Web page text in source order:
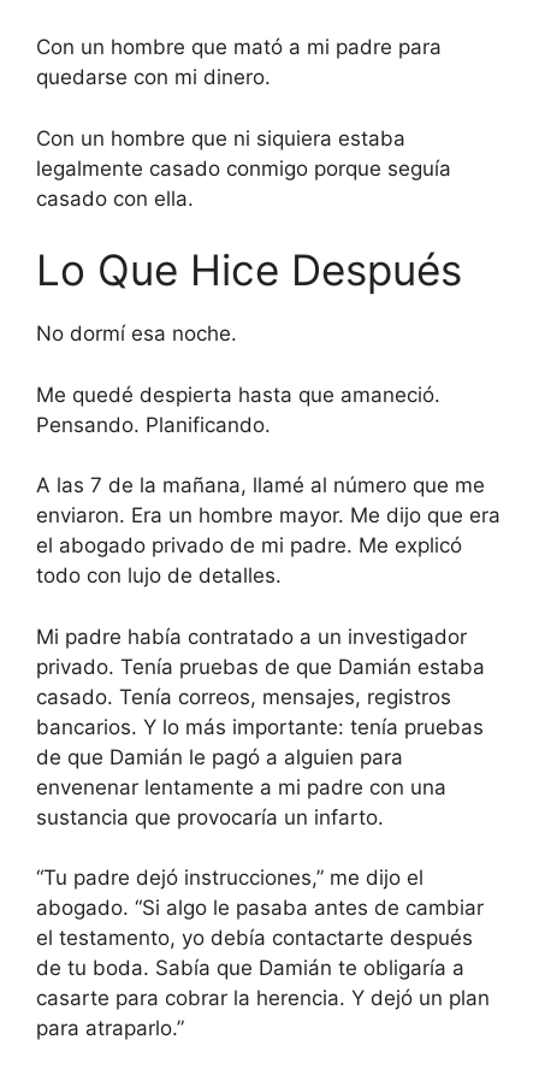
Con un hombre que mató a mi padre para
quedarse con mi dinero.
Con un hombre que ni siquiera estaba
legalmente casado conmigo porque seguía
casado con ella.
Lo Que Hice Después
No dormí esa noche.
Me quedé despierta hasta que amaneció.
Pensando. Planificando.
A las 7 de la mañana, llamé al número que me
enviaron. Era un hombre mayor. Me dijo que era
el abogado privado de mi padre. Me explicó
todo con lujo de detalles.
Mi padre había contratado a un investigador
privado. Tenía pruebas de que Damián estaba
casado. Tenía correos, mensajes, registros
bancarios. Y lo más importante: tenía pruebas
de que Damián le pagó a alguien para
envenenar lentamente a mi padre con una
sustancia que provocaría un infarto.
“Tu padre dejó instrucciones,” me dijo el
abogado. “Si algo le pasaba antes de cambiar
el testamento, yo debía contactarte después
de tu boda. Sabía que Damián te obligaría a
casarte para cobrar la herencia. Y dejó un plan
para atraparlo.”